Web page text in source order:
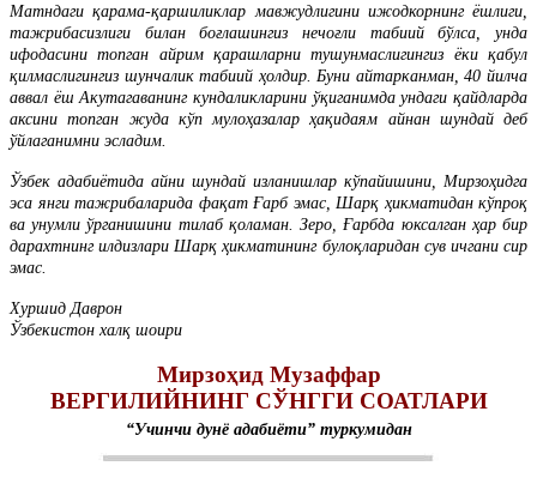
Матндаги қарама-қаршиликлар мавжудлигини ижодкорнинг ёшлиги,
тажрибасизлиги билан боғлашингиз нечоғли табиий бўлса, унда
ифодасини топган айрим қарашларни тушунмаслигингиз ёки қабул
қилмаслигингиз шунчалик табиий ҳолдир. Буни айтарканман, 40 йилча
аввал ёш Акутагаванинг кундаликларини ўқиганимда ундаги қайдларда
аксини топган жуда кўп мулоҳазалар ҳақидаям айнан шундай деб
ўйлаганимни эсладим.
Ўзбек адабиётида айни шундай изланишлар кўпайишини, Мирзоҳидга
эса янги тажрибаларида фақат Ғарб эмас, Шарқ ҳикматидан кўпроқ
ва унумли ўрганишини тилаб қоламан. Зеро, Ғарбда юксалган ҳар бир
дарахтнинг илдизлари Шарқ ҳикматининг булоқларидан сув ичгани сир
эмас.
Хуршид Даврон
Ўзбекистон халқ шоири
Мирзоҳид Музаффар
ВЕРГИЛИЙНИНГ СЎНГГИ СОАТЛАРИ
“Учинчи дунё адабиёти” туркумидан